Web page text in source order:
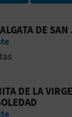
deDE SAN
de
DE LA